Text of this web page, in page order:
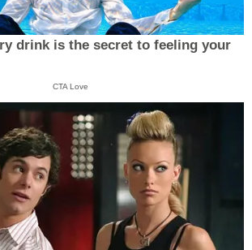
drink is the secret to feeling your
CTA Love